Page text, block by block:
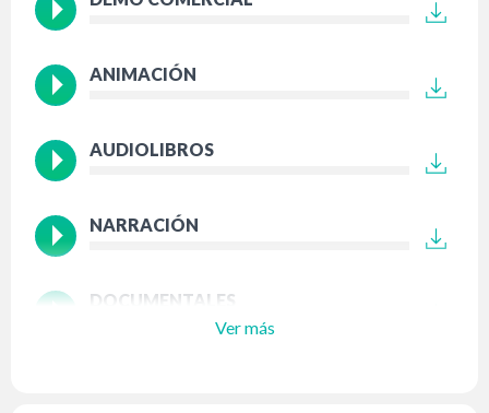
ANIMACIÓN
AUDIOLIBROS
NARRACIÓN
DOCUMENTALES
Ver más